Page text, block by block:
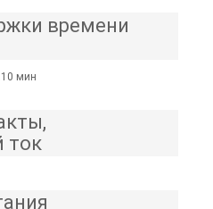
времени
мин
ток